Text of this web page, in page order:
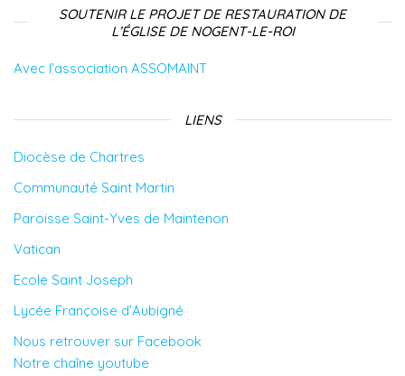
SOUTENIR LE PROJET DE RESTAURATION DE
L’ÉGLISE DE NOGENT-LE-ROI
Avec l’association ASSOMAINT
LIENS
Diocèse de Chartres
Communauté Saint Martin
Paroisse Saint-Yves de Maintenon
Vatican
Ecole Saint Joseph
Lycée Françoise d’Aubigné
Nous retrouver sur Facebook
Notre chaîne youtube